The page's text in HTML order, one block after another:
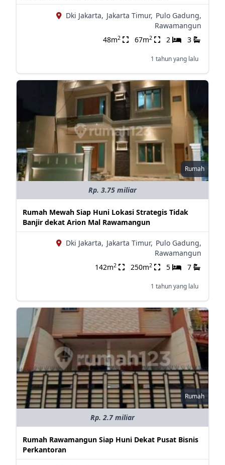
Dki Jakarta, Jakarta Timur, Pulo Gadung,
Rawamangun
48m2 67m2 2 3
1 tahun yang lalu
Rumah
Rp. 3.75 miliar
Rumah Mewah Siap Huni Lokasi Strategis Tidak
Banjir dekat Arion Mal Rawamangun
Dki Jakarta, Jakarta Timur, Pulo Gadung,
Rawamangun
142m2 250m2 5 7
1 tahun yang lalu
Rumah
Rp. 2.7 miliar
Rumah Rawamangun Siap Huni Dekat Pusat Bisnis
Perkantoran